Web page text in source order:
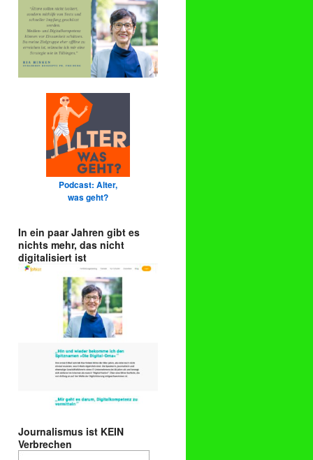
Podcast: Alter,
was geht?
In ein paar Jahren gibt es
nichts mehr, das nicht
digitalisiert ist
Journalismus ist KEIN
Verbrechen